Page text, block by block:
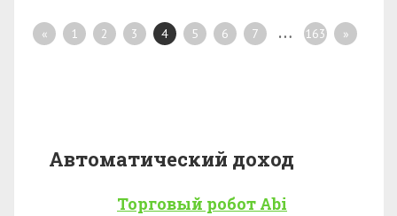
« 1 2 3 4 5 6 7 … 163 »
Автоматический доход
Торговый робот Abi